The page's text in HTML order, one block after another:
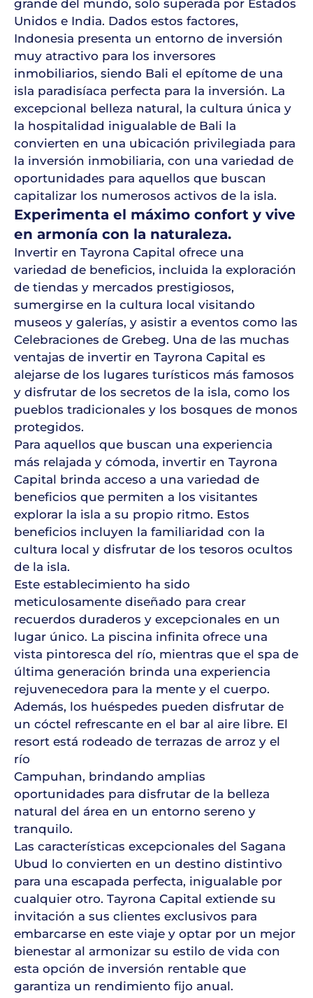
grande del mundo, solo superada por Estados
Unidos e India. Dados estos factores,
Indonesia presenta un entorno de inversión
muy atractivo para los inversores
inmobiliarios, siendo Bali el epítome de una
isla paradisíaca perfecta para la inversión. La
excepcional belleza natural, la cultura única y
la hospitalidad inigualable de Bali la
convierten en una ubicación privilegiada para
la inversión inmobiliaria, con una variedad de
oportunidades para aquellos que buscan
capitalizar los numerosos activos de la isla.
Experimenta el máximo confort y vive
en armonía con la naturaleza.
Invertir en Tayrona Capital ofrece una
variedad de beneficios, incluida la exploración
de tiendas y mercados prestigiosos,
sumergirse en la cultura local visitando
museos y galerías, y asistir a eventos como las
Celebraciones de Grebeg. Una de las muchas
ventajas de invertir en Tayrona Capital es
alejarse de los lugares turísticos más famosos
y disfrutar de los secretos de la isla, como los
pueblos tradicionales y los bosques de monos
protegidos.
Para aquellos que buscan una experiencia
más relajada y cómoda, invertir en Tayrona
Capital brinda acceso a una variedad de
beneficios que permiten a los visitantes
explorar la isla a su propio ritmo. Estos
beneficios incluyen la familiaridad con la
cultura local y disfrutar de los tesoros ocultos
de la isla.
Este establecimiento ha sido
meticulosamente diseñado para crear
recuerdos duraderos y excepcionales en un
lugar único. La piscina infinita ofrece una
vista pintoresca del río, mientras que el spa de
última generación brinda una experiencia
rejuvenecedora para la mente y el cuerpo.
Además, los huéspedes pueden disfrutar de
un cóctel refrescante en el bar al aire libre. El
resort está rodeado de terrazas de arroz y el
río
Campuhan, brindando amplias
oportunidades para disfrutar de la belleza
natural del área en un entorno sereno y
tranquilo.
Las características excepcionales del Sagana
Ubud lo convierten en un destino distintivo
para una escapada perfecta, inigualable por
cualquier otro. Tayrona Capital extiende su
invitación a sus clientes exclusivos para
embarcarse en este viaje y optar por un mejor
bienestar al armonizar su estilo de vida con
esta opción de inversión rentable que
garantiza un rendimiento fijo anual.